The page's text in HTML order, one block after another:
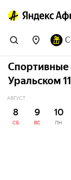
Спортивные
Уральском
АВГУСТ
8
СБ
9
ВС
10
ПН